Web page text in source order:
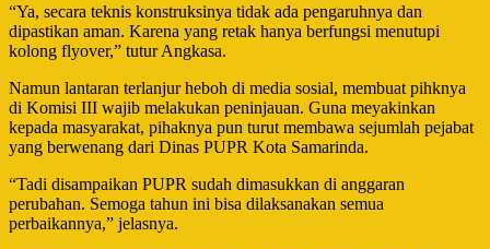
“Ya, secara teknis konstruksinya tidak ada pengaruhnya dan
dipastikan aman. Karena yang retak hanya berfungsi menutupi
kolong flyover,” tutur Angkasa.
Namun lantaran terlanjur heboh di media sosial, membuat pihknya
di Komisi III wajib melakukan peninjauan. Guna meyakinkan
kepada masyarakat, pihaknya pun turut membawa sejumlah pejabat
yang berwenang dari Dinas PUPR Kota Samarinda.
“Tadi disampaikan PUPR sudah dimasukkan di anggaran
perubahan. Semoga tahun ini bisa dilaksanakan semua
perbaikannya,” jelasnya.